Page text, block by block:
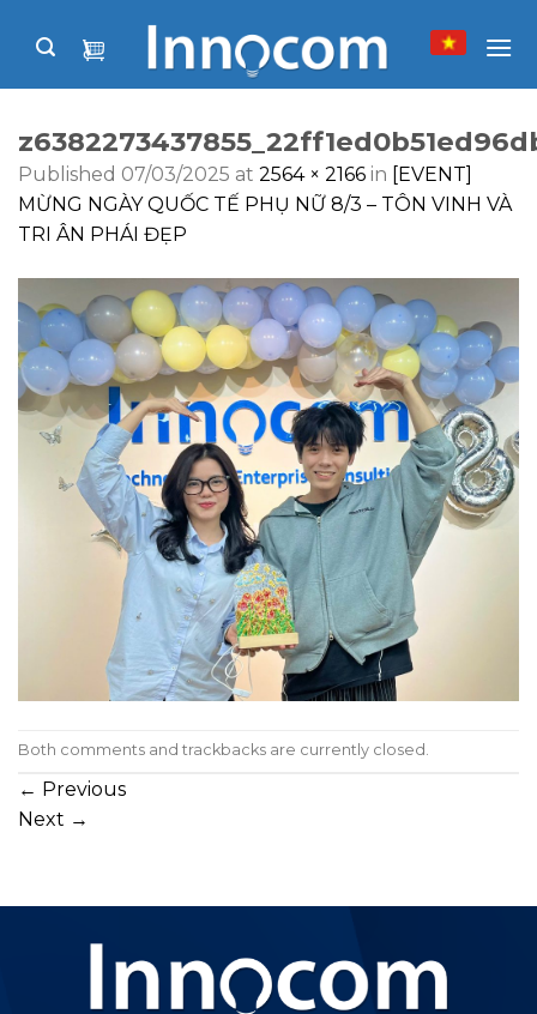
Published 07/03/2025 at 2564 × 2166 in [EVENT]
MỪNG NGÀY QUỐC TẾ PHỤ NỮ 8/3 – TÔN VINH VÀ
TRI ÂN PHÁI ĐẸP
Both comments and trackbacks are currently closed.
← Previous
Next →